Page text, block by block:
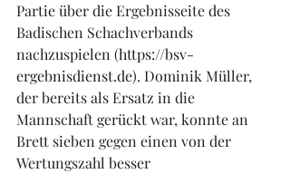
Partie über die Ergebnisseite des
Badischen Schachverbands
nachzuspielen (https://bsv-
ergebnisdienst.de). Dominik Müller,
der bereits als Ersatz in die
Mannschaft gerückt war, konnte an
Brett sieben gegen einen von der
Wertungszahl besser